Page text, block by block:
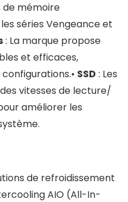
mémoire
séries Vengeance et
: La marque propose
et efficaces,
SSD : Les
vitesses de lecture/
améliorer les
de refroidissement
AIO (All-In-